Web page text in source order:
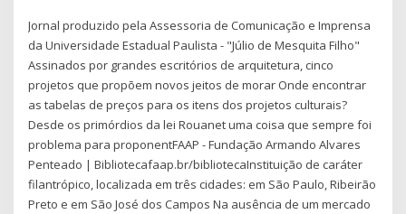
Jornal produzido pela Assessoria de Comunicação e Imprensa
da Universidade Estadual Paulista - "Júlio de Mesquita Filho"
Assinados por grandes escritórios de arquitetura, cinco
projetos que propõem novos jeitos de morar Onde encontrar
as tabelas de preços para os itens dos projetos culturais?
Desde os primórdios da lei Rouanet uma coisa que sempre foi
problema para proponentFAAP - Fundação Armando Alvares
Penteado | Bibliotecafaap.br/bibliotecaInstituição de caráter
filantrópico, localizada em três cidades: em São Paulo, Ribeirão
Preto e em São José dos Campos Na ausência de um mercado